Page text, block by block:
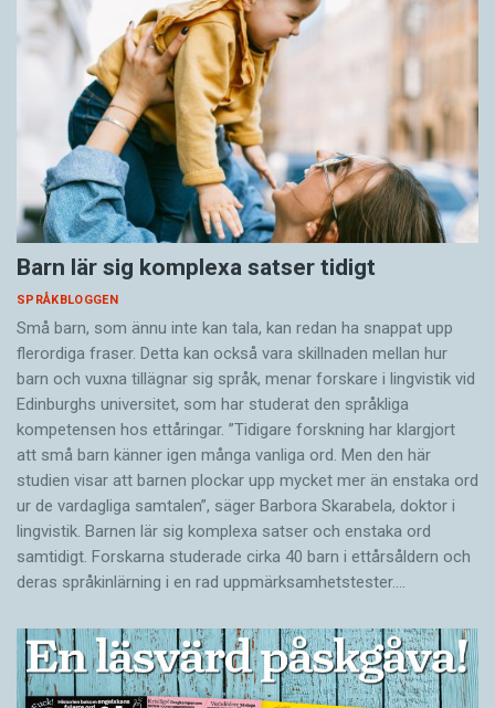
Barn lär sig komplexa satser tidigt
SPRÅKBLOGGEN
Små barn, som ännu inte kan tala, kan redan ha snappat upp
flerordiga fraser. Detta kan också vara skillnaden mellan hur
barn och vuxna tillägnar sig språk, menar forskare i lingvistik vid
Edinburghs universitet, som har studerat den språkliga
kompetensen hos ettåringar. ”Tidigare forskning har klargjort
att små barn känner igen många vanliga ord. Men den här
studien visar att barnen plockar upp mycket mer än enstaka ord
ur de vardagliga samtalen”, säger Barbora Skarabela, doktor i
lingvistik. Barnen lär sig komplexa satser och enstaka ord
samtidigt. Forskarna studerade cirka 40 barn i ettårsåldern och
deras språkinlärning i en rad uppmärksamhetstester.…